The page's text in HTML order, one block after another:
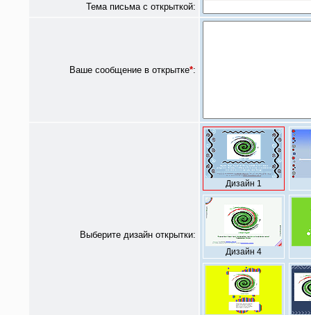
Тема письма с открыткой:
Ваше сообщение в открытке*:
Выберите дизайн открытки:
Дизайн 1
Дизайн 4